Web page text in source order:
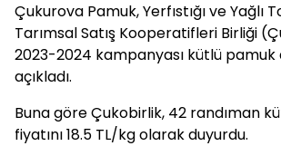
Çukurova Pamuk, Yerfıstığı ve Yağlı
Tarımsal Satış Kooperatifleri Birliği
2023-2024 kampanyası kütlü pamuk
açıkladı.
Buna göre Çukobirlik, 42 randıman
fiyatını 18.5 TL/kg olarak duyurdu.